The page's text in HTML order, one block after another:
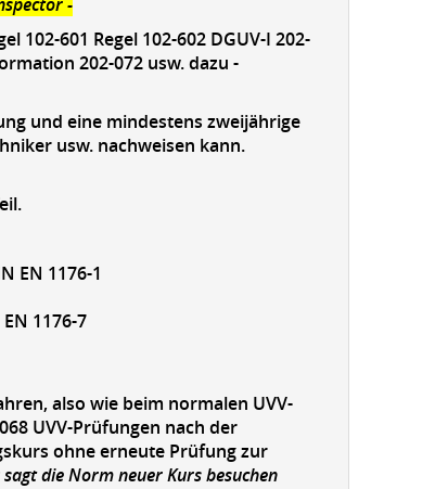
102-601 Regel 102-602 DGUV-I 202-
202-072 usw. dazu -
und eine mindestens zweijährige
usw. nachweisen kann.
EN 1176-1
1176-7
also wie beim normalen UVV-
UVV-Prüfungen nach der
ohne erneute Prüfung zur
die Norm neuer Kurs besuchen